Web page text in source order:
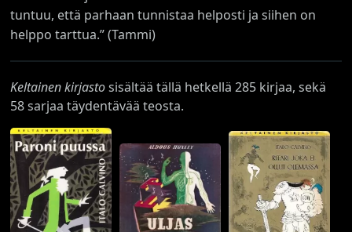
tuntuu, että parhaan tunnistaa helposti ja siihen on
helppo tarttua.” (Tammi)
Keltainen kirjastosisältää tällä hetkellä 285 kirjaa, sekä
58 sarjaa täydentävää teosta.